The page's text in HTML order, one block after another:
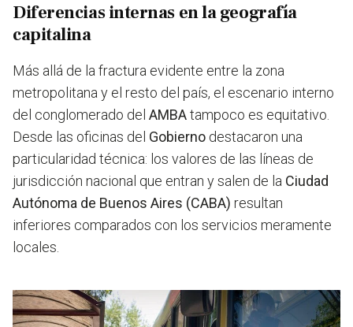
Diferencias internas en la geografía
capitalina
Más allá de la fractura evidente entre la zona
metropolitana y el resto del país, el escenario interno
del conglomerado del AMBAtampoco es equitativo.
Desde las oficinas del Gobierno destacaron una
particularidad técnica: los valores de las líneas de
jurisdicción nacional que entran y salen de la Ciudad
Autónoma de Buenos Aires (CABA) resultan
inferiores comparados con los servicios meramente
locales.